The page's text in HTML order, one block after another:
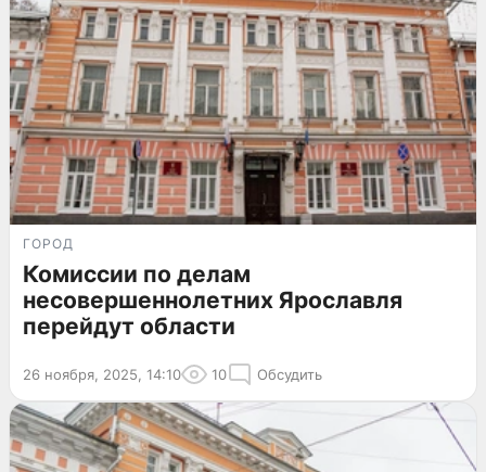
ГОРОД
Комиссии по делам
несовершеннолетних Ярославля
перейдут области
26 ноября, 2025, 14:10 10 Обсудить